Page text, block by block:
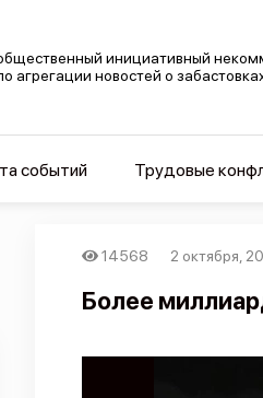
инициативный
агрегации новостей о
событий Трудовые
14568 2 октября,
Более